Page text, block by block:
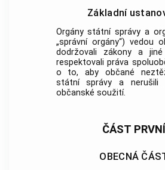
Základní
Orgány státní správy a
„správní orgány“) vedou
dodržovali zákony a
respektovali práva
o to, aby občané
státní správy a nerušili
občanské soužití.
ČÁST PRVNÍ
OBECNÁ